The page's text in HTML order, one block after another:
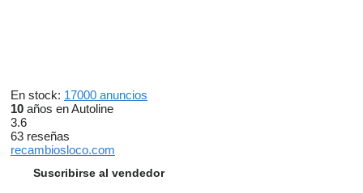
En stock: 17000 anuncios
10 años en Autoline
3.6
63 reseñas
recambiosloco.com
Suscribirse al vendedor